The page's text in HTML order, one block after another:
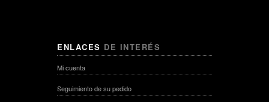
ENLACES DE INTERÉS
Mi cuenta
Seguimiento de su pedido